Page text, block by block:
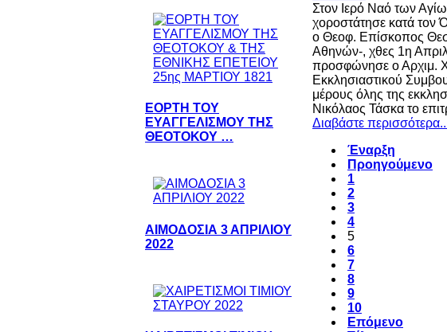
ΕΟΡΤΗ ΤΟΥ
ΕΥΑΓΓΕΛΙΣΜΟΥ ΤΗΣ
ΘΕΟΤΟΚΟΥ …
ΑΙΜΟΔΟΣΙΑ 3 ΑΠΡΙΛΙΟΥ
2022
Στον Ιερό Ναό των
χοροστάτησε κατά τον
ο Θεοφ. Επίσκοπος
Αθηνών-, χθες 1η
προσφώνησε ο Αρχιμ.
Εκκλησιαστικού
μέρους όλης της
Νικόλαος Τάσκα το
Διαβάστε
Έναρξη
Προηγούμενο
1
2
3
4
5
6
7
8
9
10
Επόμενο